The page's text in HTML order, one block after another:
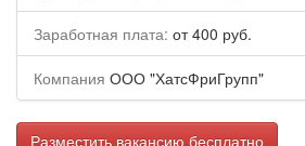
Заработная плата: от 400 руб.
Компания ООО "ХатсФриГрупп"
Разместить вакансию бесплатно